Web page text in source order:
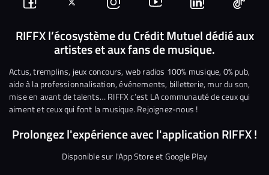
Suivez-
nous
Facebook
Suivez-
nous
sur
Twitter
Nous
rejoindre
sur
Instagram
Nous
rejoindre
sur
YouTube
Nous
rejoindre
sur
Linkedin
Nous
RIFFX l’écosystème du Crédit Mutuel dédié aux
artistes et aux fans de musique.
Actus, tremplins, jeux concours, web radios 100% musique, 0% pub,
aide à la professionnalisation, événements, billetterie, mur du son,
mise en avant de talents… RIFFX c’est LA communauté de ceux qui
aiment et ceux qui font la musique. Rejoignez-nous !
Prolongez l'expérience avec l'application RIFFX !
Disponible sur l'App Store et Google Play